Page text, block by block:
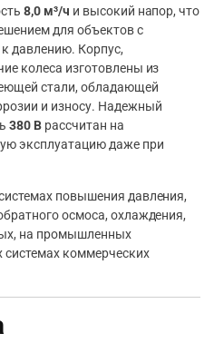
8,0 м³/ч и высокий напор, что
для объектов с
давлению. Корпус,
колеса изготовлены из
стали, обладающей
и износу. Надежный
380 В рассчитан на
эксплуатацию даже при
повышения давления,
осмоса, охлаждения,
на промышленных
коммерческих